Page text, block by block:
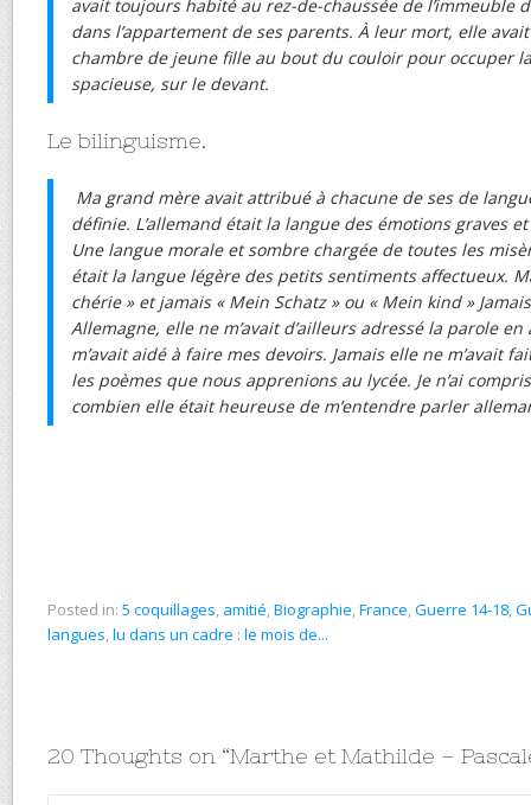
avait toujours habité au rez-de-chaussée de l’immeuble
dans l’appartement de ses parents. À leur mort, elle
chambre de jeune fille au bout du couloir pour occuper
spacieuse, sur le devant.
Le bilinguisme.
Ma grand mère avait attribué à chacune de ses de
définie. L’allemand était la langue des émotions graves
Une langue morale et sombre chargée de toutes les
était la langue légère des petits sentiments affectueux.
chérie » et jamais « Mein Schatz » ou « Mein kind »
Allemagne, elle ne m’avait d’ailleurs adressé la parole
m’avait aidé à faire mes devoirs. Jamais elle ne m’avait
les poèmes que nous apprenions au lycée. Je n’ai
combien elle était heureuse de m’entendre parler
Posted in: 5 coquillages, amitié,Biographie,France,Guerre 14-18,
langues,lu dans un cadre : le mois de...
20 Thoughts on “Marthe et Mathilde –